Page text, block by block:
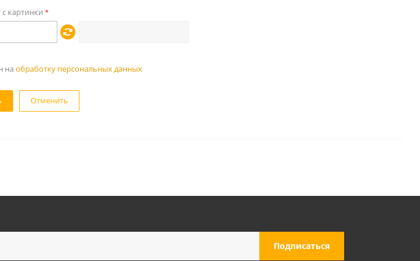
с картинки *
на обработку персональных данных
Отменить